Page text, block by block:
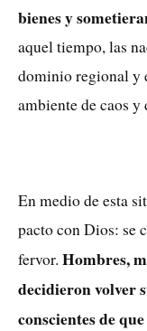
bienes y
aquel tiempo, las
dominio regional y
ambiente de caos y
En medio de esta
pacto con Dios: se
fervor. Hombres,
decidieron volver
conscientes de